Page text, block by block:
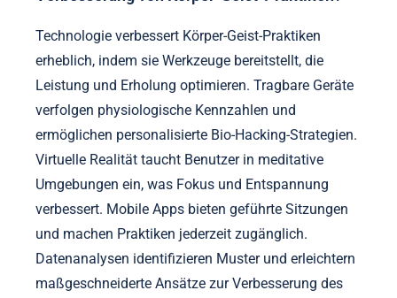
die körperliche Leistung verbessern können. Dieser
gezielte Ansatz erhöht die Wahrscheinlichkeit, die
gewünschten Gesundheitsziele zu erreichen, und
macht Bio-Hacking effektiver und nachhaltiger.
Welche Rolle spielt Technologie bei der
Verbesserung von Körper-Geist-Praktiken?
Technologie verbessert Körper-Geist-Praktiken
erheblich, indem sie Werkzeuge bereitstellt, die
Leistung und Erholung optimieren. Tragbare Geräte
verfolgen physiologische Kennzahlen und
ermöglichen personalisierte Bio-Hacking-Strategien.